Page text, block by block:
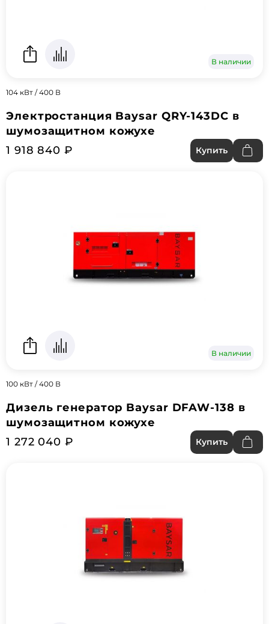
В наличии
104 кВт / 400 В
Электростанция Baysar QRY-143DC в
шумозащитном кожухе
1 918 840 ₽
Купить
В наличии
100 кВт / 400 В
Дизель генератор Baysar DFAW-138 в
шумозащитном кожухе
1 272 040 ₽
Купить